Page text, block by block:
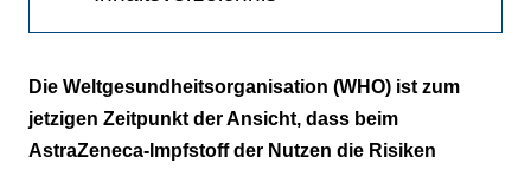
Bundesregierung hält die Entscheidung der
EMA für bindend
Die Weltgesundheitsorganisation (WHO) ist zum
jetzigen Zeitpunkt der Ansicht, dass beim
AstraZeneca-Impfstoff der Nutzen die Risiken